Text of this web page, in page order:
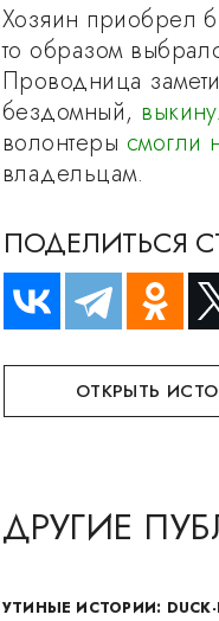
Хозяин приобрел
то образом
Проводница
бездомный,
волонтеры смогли
владельцам.
ПОДЕЛИТЬСЯ
ОТКРЫТЬ
ДРУГИЕ
УТИНЫЕ ИСТОРИИ: DUCK-